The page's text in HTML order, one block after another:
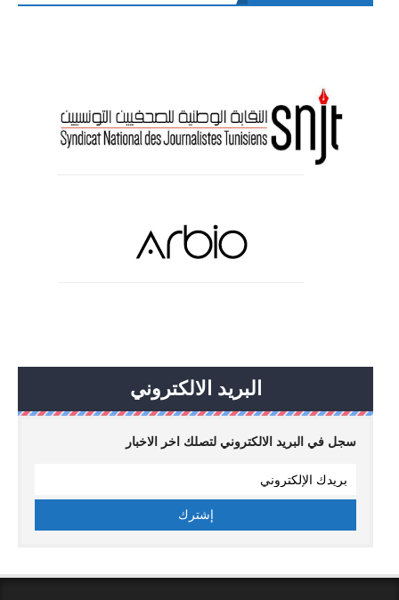
البريد الالكتروني
سجل في البريد الالكتروني لتصلك اخر الاخبار